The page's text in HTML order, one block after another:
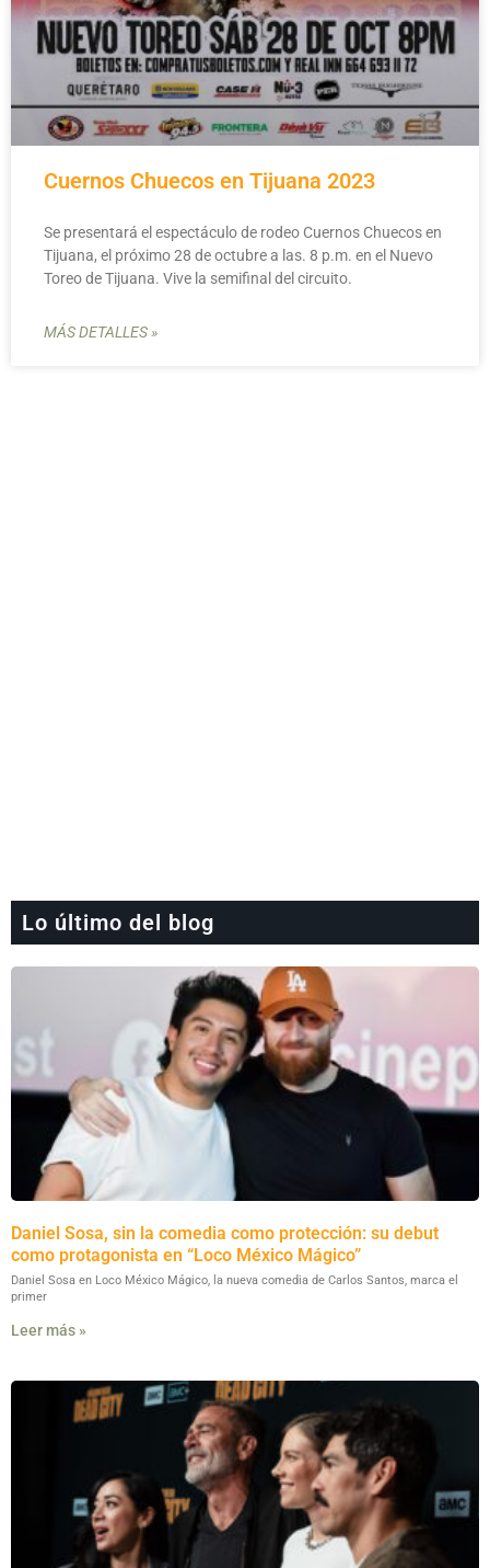
Cuernos Chuecos en Tijuana 2023
Se presentará el espectáculo de rodeo Cuernos Chuecos en
Tijuana, el próximo 28 de octubre a las. 8 p.m. en el Nuevo
Toreo de Tijuana. Vive la semifinal del circuito.
MÁS DETALLES »
Lo último del blog
Daniel Sosa, sin la comedia como protección: su debut
como protagonista en “Loco México Mágico”
Daniel Sosa en Loco México Mágico, la nueva comedia de Carlos Santos, marca el
primer
Leer más »